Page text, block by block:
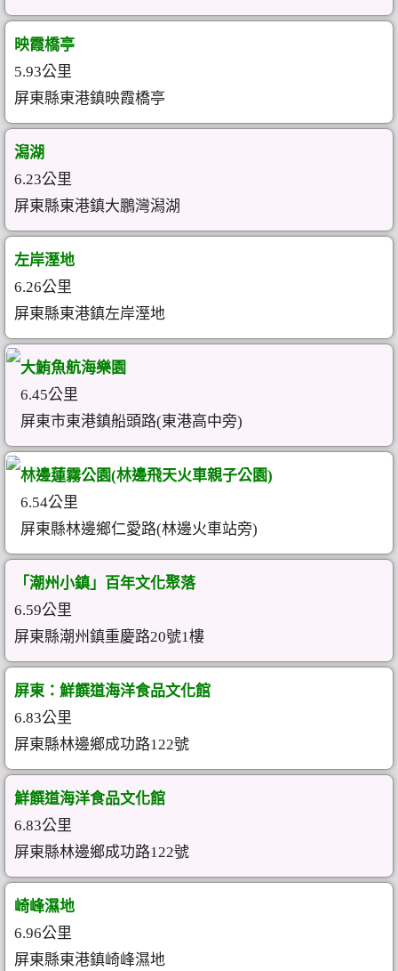
映霞橋亭
5.93公里
屏東縣東港鎮映霞橋亭
潟湖
6.23公里
屏東縣東港鎮大鵬灣潟湖
左岸溼地
6.26公里
屏東縣東港鎮左岸溼地
大鮪魚航海樂園
6.45公里
屏東市東港鎮船頭路(東港高中旁)
林邊蓮霧公園(林邊飛天火車親子公園)
6.54公里
屏東縣林邊鄉仁愛路(林邊火車站旁)
「潮州小鎮」百年文化聚落
6.59公里
屏東縣潮州鎮重慶路20號1樓
屏東：鮮饌道海洋食品文化館
6.83公里
屏東縣林邊鄉成功路122號
鮮饌道海洋食品文化館
6.83公里
屏東縣林邊鄉成功路122號
崎峰濕地
6.96公里
屏東縣東港鎮崎峰濕地